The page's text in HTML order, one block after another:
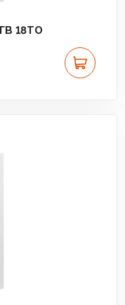
18TО